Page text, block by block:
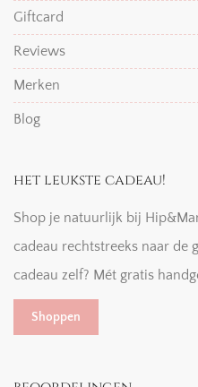
Giftcard
Reviews
Merken
Blog
het leukste cadeau!
Shop je natuurlijk bij
cadeau rechtstreeks naar de
cadeau zelf? Mét gratis
Shoppen